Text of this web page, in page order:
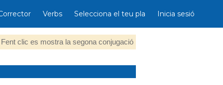
Verbs Selecciona el teu pla Inicia sesió
Fent clic es mostra la segona conjugació